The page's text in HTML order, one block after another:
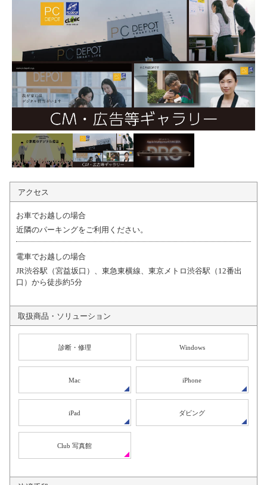
アクセス
お車でお越しの場合
近隣のパーキングをご利用ください。
電車でお越しの場合
JR渋谷駅（宮益坂口）、東急東横線、東京メトロ渋谷駅（12番出
口）から徒歩約5分
取扱商品・ ソリューション
診断・修理 Windows
Mac iPhone
iPad ダビング
Club 写真館